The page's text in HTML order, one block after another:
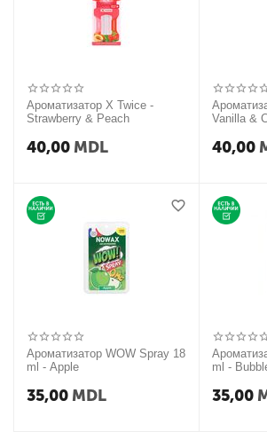
Ароматизатор X Twice -
Strawberry & Peach
40,00 MDL
Vanilla &
40,00
Ароматизатор WOW Spray 18
ml - Apple
35,00 MDL
ml -
35,00